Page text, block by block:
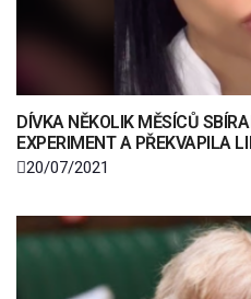
DÍVKA NĚKOLIK MĚSÍCŮ
EXPERIMENT A PŘEKVAPILA
20/07/2021